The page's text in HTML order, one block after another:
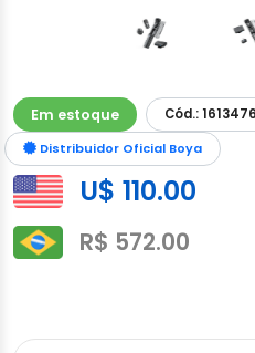
Em estoque
Cód.: 1613476
Distribuidor Oficial Boya
U$ 110.00
R$ 572.00